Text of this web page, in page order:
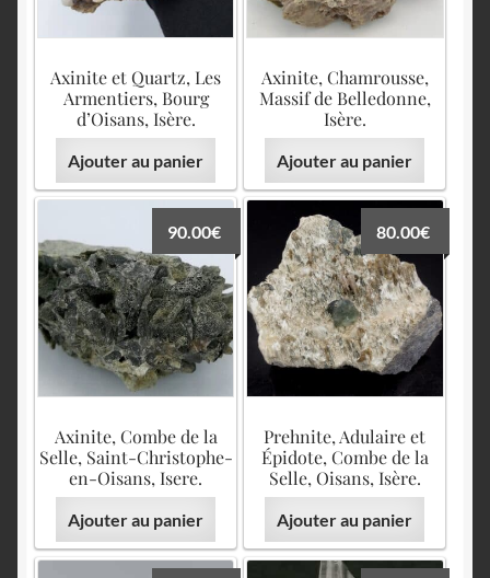
Axinite et Quartz, Les
Armentiers, Bourg
d’Oisans, Isère.
Ajouter au panier
Axinite, Chamrousse,
Massif de Belledonne,
Isère.
Ajouter au panier
Axinite, Combe de la
Selle, Saint-Christophe-
en-Oisans, Isere.
90.00€
Ajouter au panier
Prehnite, Adulaire et
Épidote, Combe de la
Selle, Oisans, Isère.
80.00€
Ajouter au panier